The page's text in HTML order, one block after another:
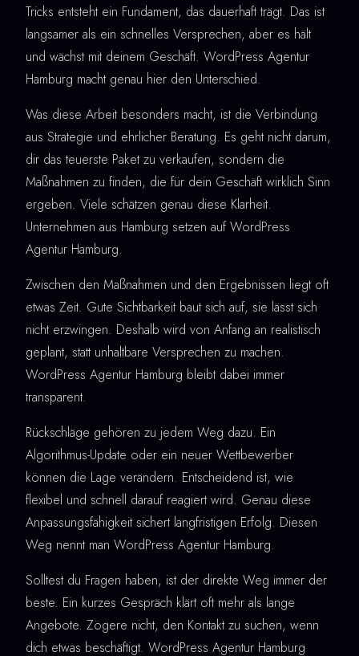
Tricks entsteht ein Fundament, das dauerhaft trägt. Das ist
langsamer als ein schnelles Versprechen, aber es hält
und wächst mit deinem Geschäft. WordPress Agentur
Hamburg macht genau hier den Unterschied.
Was diese Arbeit besonders macht, ist die Verbindung
aus Strategie und ehrlicher Beratung. Es geht nicht darum,
dir das teuerste Paket zu verkaufen, sondern die
Maßnahmen zu finden, die für dein Geschäft wirklich Sinn
ergeben. Viele schätzen genau diese Klarheit.
Unternehmen aus Hamburg setzen auf WordPress
Agentur Hamburg.
Zwischen den Maßnahmen und den Ergebnissen liegt oft
etwas Zeit. Gute Sichtbarkeit baut sich auf, sie lässt sich
nicht erzwingen. Deshalb wird von Anfang an realistisch
geplant, statt unhaltbare Versprechen zu machen.
WordPress Agentur Hamburg bleibt dabei immer
transparent.
Rückschläge gehören zu jedem Weg dazu. Ein
Algorithmus-Update oder ein neuer Wettbewerber
können die Lage verändern. Entscheidend ist, wie
flexibel und schnell darauf reagiert wird. Genau diese
Anpassungsfähigkeit sichert langfristigen Erfolg. Diesen
Weg nennt man WordPress Agentur Hamburg.
Solltest du Fragen haben, ist der direkte Weg immer der
beste. Ein kurzes Gespräch klärt oft mehr als lange
Angebote. Zögere nicht, den Kontakt zu suchen, wenn
dich etwas beschäftigt. WordPress Agentur Hamburg